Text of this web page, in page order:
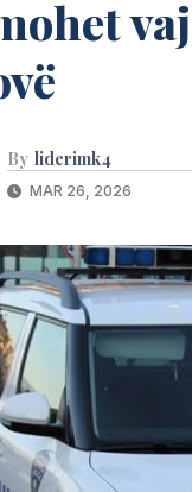
By liderimk4
MAR 26, 2026